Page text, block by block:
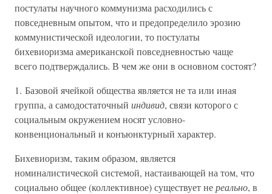
постулаты научного коммунизма расходились с
повседневным опытом, что и предопределило эрозию
коммунистической идеологии, то постулаты
бихевиоризма американской повседневностью чаще
всего подтверждались. В чем же они в основном состоят?
1. Базовой ячейкой общества является не та или иная
группа, а самодостаточный индивид, связи которого с
социальным окружением носят условно-
конвенциональный и конъюнктурный характер.
Бихевиоризм, таким образом, является
номиналистической системой, настаивающей на том, что
социально общее (коллективное) существует нереально, в